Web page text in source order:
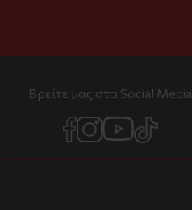
Βρείτε μας στα Social Media